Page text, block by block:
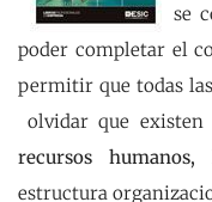
se
poder completar el
permitir que todas
olvidar que existen
recursos humanos,
estructura